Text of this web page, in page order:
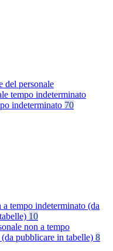
del personale
tempo indeterminato
indeterminato 70
a tempo indeterminato (da
10
non a tempo
pubblicare in tabelle) 8